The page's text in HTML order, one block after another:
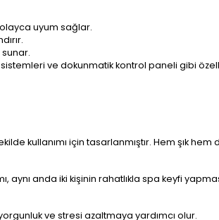
uyum sağlar.
sistemleri ve dokunmatik kontrol paneli gibi
kullanımı için tasarlanmıştır. Hem şık
anda iki kişinin rahatlıkla spa keyfi
ve stresi azaltmaya yardımcı olur.